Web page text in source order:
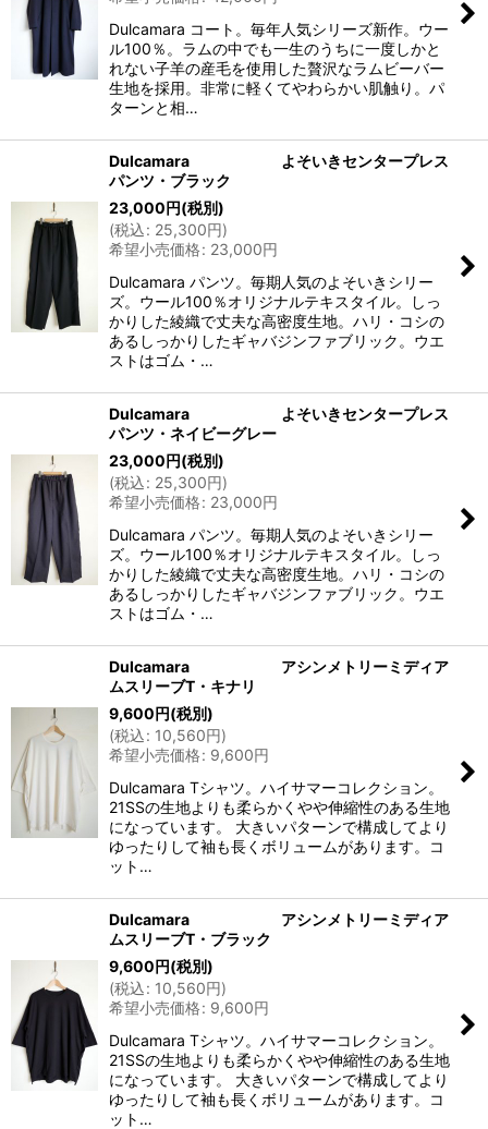
Dulcamara コート。毎年人気シリーズ新作。ウー
ル100％。ラムの中でも一生のうちに一度しかと
れない子羊の産毛を使用した贅沢なラムビーバー
生地を採用。非常に軽くてやわらかい肌触り。パ
ターンと相…
Dulcamara よそいきセンタープレス
パンツ・ブラック
23,000円(税別)
(税込: 25,300円)
希望小売価格: 23,000円
Dulcamara パンツ。毎期人気のよそいきシリー
ズ。ウール100％オリジナルテキスタイル。しっ
かりした綾織で丈夫な高密度生地。ハリ・コシの
あるしっかりしたギャバジンファブリック。ウエ
ストはゴム・…
Dulcamara よそいきセンタープレス
パンツ・ネイビーグレー
23,000円(税別)
(税込: 25,300円)
希望小売価格: 23,000円
Dulcamara パンツ。毎期人気のよそいきシリー
ズ。ウール100％オリジナルテキスタイル。しっ
かりした綾織で丈夫な高密度生地。ハリ・コシの
あるしっかりしたギャバジンファブリック。ウエ
ストはゴム・…
Dulcamara アシンメトリーミディア
ムスリーブT・キナリ
9,600円(税別)
(税込: 10,560円)
希望小売価格: 9,600円
Dulcamara Tシャツ。ハイサマーコレクション。
21SSの生地よりも柔らかくやや伸縮性のある生地
になっています。 大きいパターンで構成してより
ゆったりして袖も長くボリュームがあります。コ
ット…
Dulcamara アシンメトリーミディア
ムスリーブT・ブラック
9,600円(税別)
(税込: 10,560円)
希望小売価格: 9,600円
Dulcamara Tシャツ。ハイサマーコレクション。
21SSの生地よりも柔らかくやや伸縮性のある生地
になっています。 大きいパターンで構成してより
ゆったりして袖も長くボリュームがあります。コ
ット…